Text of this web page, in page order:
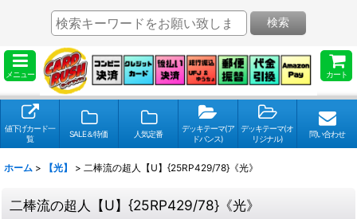
メニュー カート
検索
値下げカード一
覧
SALE＆特価 人気定番
デッキテーマ(ア
ドバンス)
デッキテーマ(オ
リジナル)
問い合わせ
ホーム > 【光】 > 二棒流の超人【U】{25RP429/78}《光》
二棒流の超人【U】{25RP429/78}《光》